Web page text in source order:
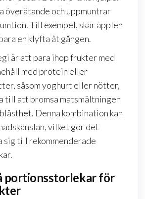
och uppmuntrar
Till exempel, skär äpplen
en klyfta åt gången.
är att para ihop frukter med
med protein eller
såsom yoghurt eller nötter,
till att bromsa matsmältningen
Denna kombination kan
vilket gör det
sig till rekommenderade
portionsstorlekar för